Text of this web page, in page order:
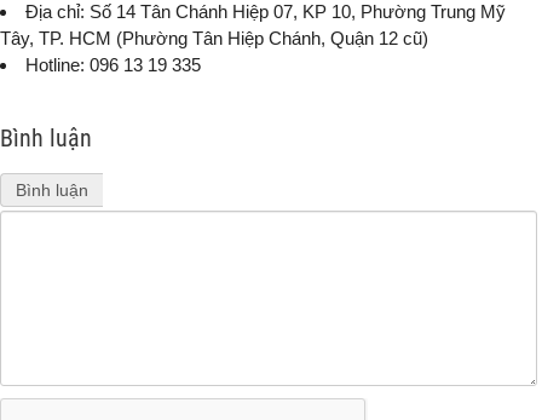
Địa chỉ: Số 14 Tân Chánh Hiệp 07, KP 10, Phường Trung Mỹ
Tây, TP. HCM (Phường Tân Hiệp Chánh, Quận 12 cũ)
Hotline: 096 13 19 335
Bình luận
Bình luận